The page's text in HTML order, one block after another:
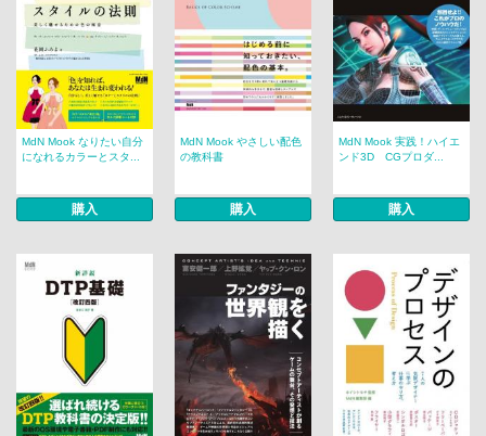
MdN Mook なりたい自分
になれるカラーとスタ...
購入
MdN Mook やさしい配色
の教科書
購入
MdN Mook 実践！ハイエ
ンド3D CGプロダ...
購入